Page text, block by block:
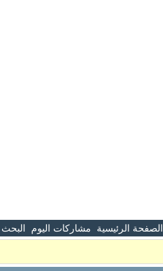
الصفحة الرئيسية مشاركات اليوم البحث